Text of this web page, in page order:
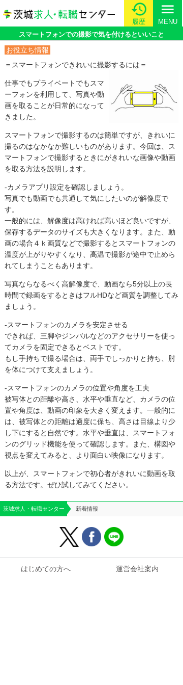
履歴
menu
MENU
スマートフォンでの撮影で気を付けるといいこと
お役立ち情報
＝スマートフォンできれいに撮影するには ＝
仕事でもプライベートでもスマ
ーフォンを利用して、写真や動
画を取ることが日常的になって
きました。
スマートフォンで撮影するのは簡単ですが、きれいに
撮るのはなかなか難しいものがあります。今回は、ス
マートフォンで撮影するときにがきれいな画像や動画
を取る方法を説明します。
‐カメラアプリ設定を確認しましょう。
写真でも動画でも共通して気にしたいのが解像度で
す。
一般的には、解像度は高ければ高いほど良いですが、
保存するデータのサイズも大きくなります。また、動
画の場合４ｋ画質などで撮影するとスマートフォンの
温度が上がりやすくなり、高温で撮影が途中で止めら
れてしまうこともあります。
写真ならなるべく高解像度で、動画なら5分以上の長
時間で録画をするときはフルHDなど画質を調整してみ
ましょう。
-スマートフォンのカメラを安定させる
できれば、三脚やジンバルなどのアクセサリーを使っ
てカメラを固定できるとベストです。
もし手持ちで撮る場合は、両手でしっかりと持ち、肘
を体につけて支えましょう。
-スマートフォンのカメラの位置や角度を工夫
被写体との距離や高さ、水平や垂直など、カメラの位
置や角度は、動画の印象を大きく変えます。一般的に
は、被写体との距離は適度に保ち、高さは目線より少
し下にすると自然です。水平や垂直は、スマートフォ
ンのグリッド機能を使って確認します。また、構図や
視点を変えてみると、より面白い映像になります。
以上が、スマートフォンで初心者がきれいに動画を取
る方法です。ぜひ試してみてください。
茨城求人・転職センター 新着情報
はじめての方へ 運営会社案内